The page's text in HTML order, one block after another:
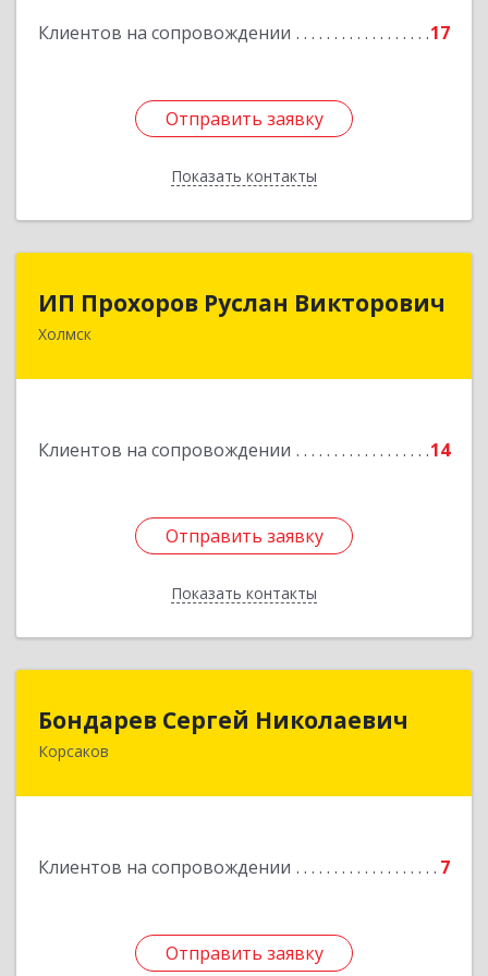
Клиентов на сопровождении 17
Отправить заявку
Показать контакты
Отправить заявку
Назад
ИП Прохоров Руслан Викторович
Холмск
Клиентов на сопровождении 14
Отправить заявку
Показать контакты
694620, Сахалинская обл, Холмский р-н, Холмск
Отправить заявку
Назад
Бондарев Сергей Николаевич
Корсаков
Клиентов на сопровождении 7
Отправить заявку
Бондарев Сергей Николаевич
Отправить заявку